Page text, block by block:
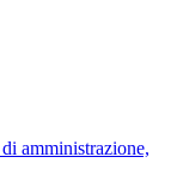
amministrazione,